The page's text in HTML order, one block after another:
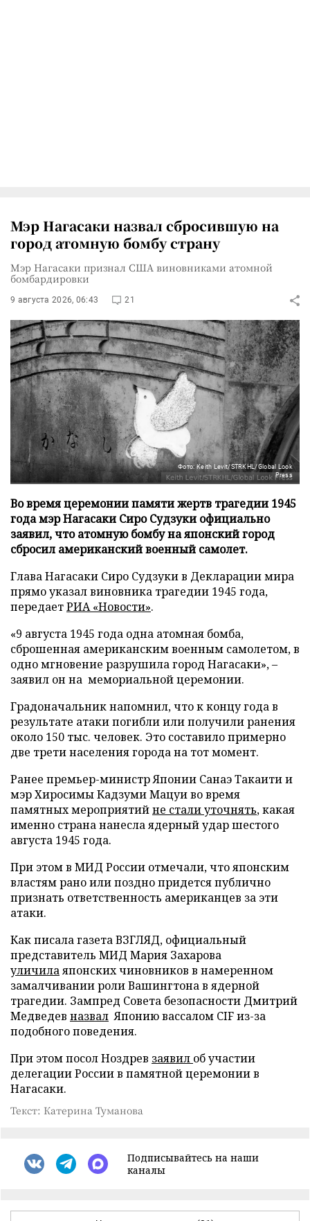
Мэр Нагасаки назвал сбросившую на
город атомную бомбу страну
Мэр Нагасаки признал США виновниками атомной
бомбардировки
9 августа 2026, 06:43 21
Фото: Keith Levit/STRKHL/Global Look
Press
Во время церемонии памяти жертв трагедии 1945
года мэр Нагасаки Сиро Судзуки официально
заявил, что атомную бомбу на японский город
сбросил американский военный самолет.
Глава Нагасаки Сиро Судзуки в Декларации мира
прямо указал виновника трагедии 1945 года,
передаетРИА «Новости».
«9 августа 1945 года одна атомная бомба,
сброшенная американским военным самолетом, в
одно мгновение разрушила город Нагасаки», –
заявил он на мемориальной церемонии.
Градоначальник напомнил, что к концу года в
результате атаки погибли или получили ранения
около 150 тыс. человек. Это составило примерно
две трети населения города на тот момент.
Ранее премьер-министр Японии Санаэ Такаити и
мэр Хиросимы Кадзуми Мацуи во время
памятных мероприятийне стали уточнять, какая
именно страна нанесла ядерный удар шестого
августа 1945 года.
При этом в МИД России отмечали, что японским
властям рано или поздно придется публично
признать ответственность американцев за эти
атаки.
Как писала газета ВЗГЛЯД, официальный
представитель МИД Мария Захарова
уличилаяпонских чиновников в намеренном
замалчивании роли Вашингтона в ядерной
трагедии. Зампред Совета безопасности Дмитрий
Медведев назвал Японию вассалом CIF из-за
подобного поведения.
При этом посол Ноздрев заявил об участии
делегации России в памятной церемонии в
Нагасаки.
Текст: Катерина Туманова
Подписывайтесь на наши
каналы